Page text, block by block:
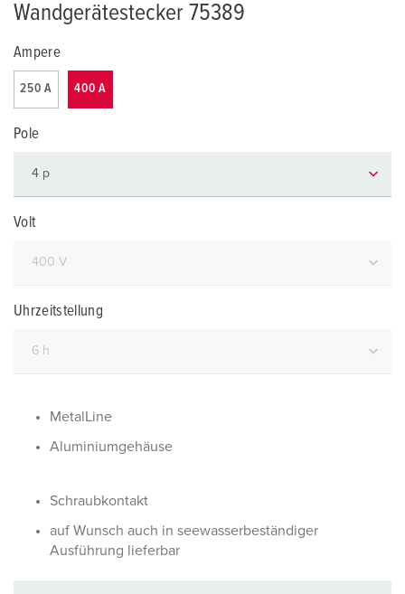
Wandgerätestecker 75389
Ampere
250 A 400 A
Pole
Volt
Uhrzeitstellung
MetalLine
Aluminiumgehäuse
Schraubkontakt
auf Wunsch auch in seewasserbeständiger
Ausführung lieferbar